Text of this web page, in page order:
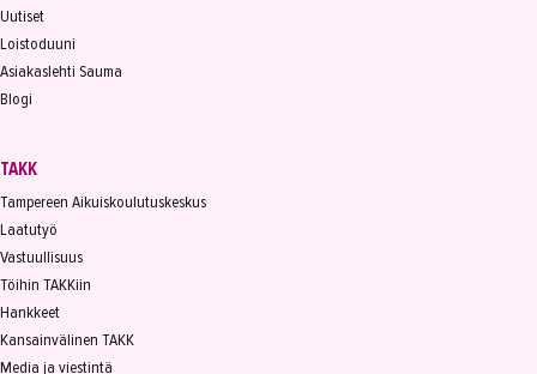
Uutiset
Loistoduuni
Asiakaslehti Sauma
Blogi
TAKK
Tampereen Aikuiskoulutuskeskus
Laatutyö
Vastuullisuus
Töihin TAKKiin
Hankkeet
Kansainvälinen TAKK
Media ja viestintä